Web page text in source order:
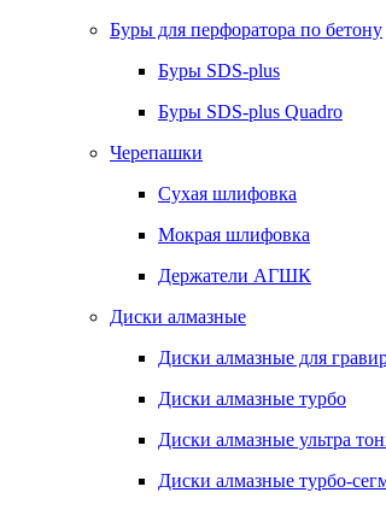
Буры для перфоратора по бетону
Буры SDS-plus
Буры SDS-plus Quadro
Черепашки
Сухая шлифовка
Мокрая шлифовка
Держатели АГШК
Диски алмазные
Диски алмазные для
Диски алмазные турбо
Диски алмазные ультра
Диски алмазные турбо-